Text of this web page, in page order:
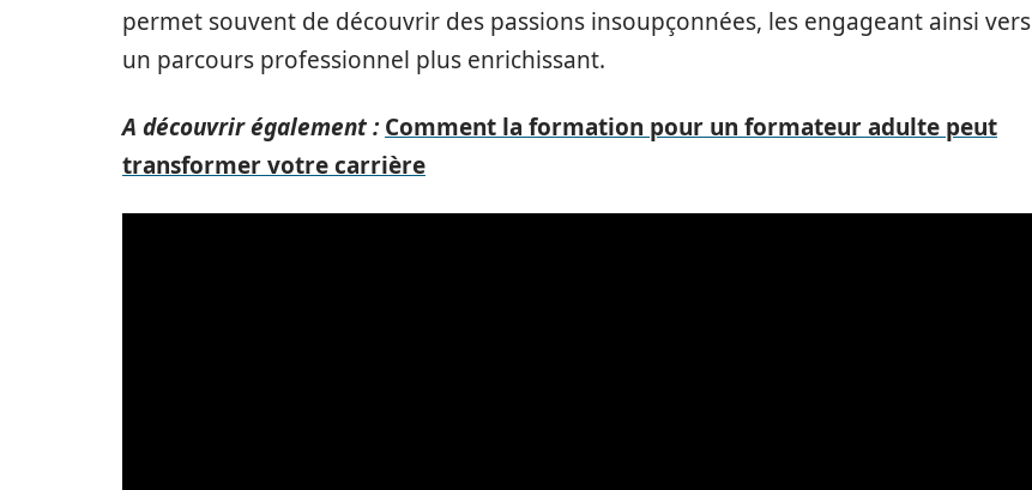
permet souvent de découvrir des passions insoupçonnées, les engageant ainsi vers
un parcours professionnel plus enrichissant.
A découvrir également : Comment la formation pour un formateur adulte peut
transformer votre carrière